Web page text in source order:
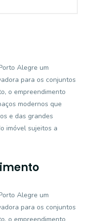
Alegre um
para os conjuntos
o empreendimento
modernos que
e das grandes
imóvel sujeitos a
Alegre um
para os conjuntos